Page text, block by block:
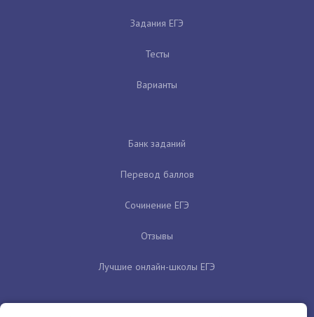
Задания ЕГЭ
Тесты
Варианты
Банк заданий
Перевод баллов
Сочинение ЕГЭ
Отзывы
Лучшие онлайн-школы ЕГЭ